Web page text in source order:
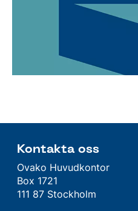
Kontakta oss
Ovako Huvudkontor
Box 1721
111 87 Stockholm